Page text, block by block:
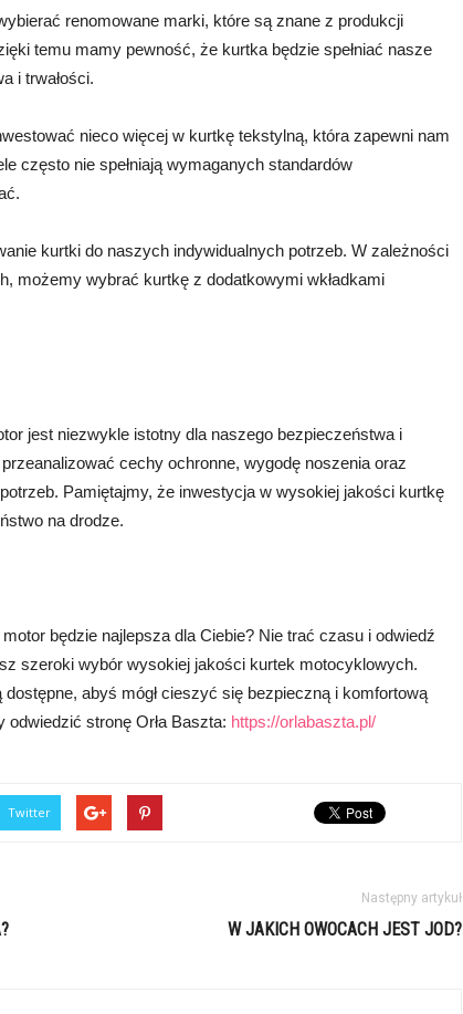
renomowane marki, które są znane z produkcji
temu mamy pewność, że kurtka będzie spełniać nasze
i trwałości.
nieco więcej w kurtkę tekstylną, która zapewni nam
często nie spełniają wymaganych standardów
kurtki do naszych indywidualnych potrzeb. W zależności
możemy wybrać kurtkę z dodatkowymi wkładkami
jest niezwykle istotny dla naszego bezpieczeństwa i
cechy ochronne, wygodę noszenia oraz
Pamiętajmy, że inwestycja w wysokiej jakości kurtkę
na drodze.
będzie najlepsza dla Ciebie? Nie trać czasu i odwiedź
szeroki wybór wysokiej jakości kurtek motocyklowych.
abyś mógł cieszyć się bezpieczną i komfortową
stronę Orła Baszta: https://orlabaszta.pl/
Twitter
Następny artykuł
W JAKICH OWOCACH JEST JOD?